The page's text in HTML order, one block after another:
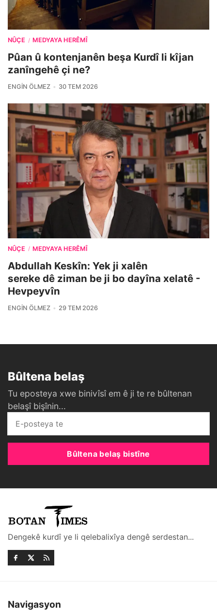
NÛÇE / MEDYAYA HERÊMÎ
Pûan û kontenjanên beşa Kurdî li kîjan
zanîngehê çi ne?
ENGIN ÖLMEZ 30 TEM 2026
NÛÇE / MEDYAYA HERÊMÎ
Abdullah Keskîn: Yek ji xalên
sereke dê ziman be ji bo dayîna xelatê -
Hevpeyvîn
ENGIN ÖLMEZ 29 TEM 2026
Bûltena belaş
Tu eposteya xwe binivîsî em ê ji te re bûltenan
belaşî bişînin...
Bûltena belaş bistîne
Dengekê kurdî ye li qelebalixîya dengê serdestan...
Navigasyon